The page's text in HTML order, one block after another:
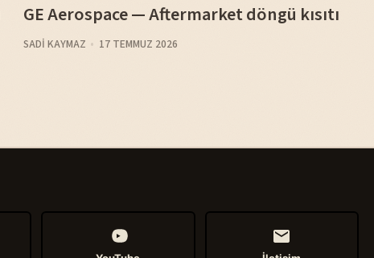
GE Aerospace — Aftermarket döngü kısıtı
SADI KAYMAZ 17 TEMMUZ 2026